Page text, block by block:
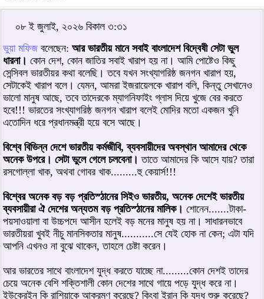
০৮ ই জুলাই, ২০২৬ বিকাল ৩:৩১
ভুয়া মফিজ বলেছেন: আর ভারতীয় মানে সবাই বাংলাদেশ বিদ্বেষী সেটা ভুল
ধারনা। কোন দেশ, কোন জাতির সবাই খারাপ হয় না। আমি পোষ্টেও কিছু
সেন্সিবল ভারতীয়র কথা বলেছি। তবে যখন সংখ্যাগরিষ্ঠ জনগন খারাপ হয়,
সেটাকেই খারাপ বলে। যেমন, আমরা ইজরায়েলকে খারাপ বলি, কিন্তু সেখানেও
ভালো মানুষ আছে, তবে তাদেরকে ম্যাগনিফাইং গ্লাস দিয়ে খুজে বের করতে
হবে!!! ভারতের সংখ্যাগরিষ্ঠ জনগন খারাপ বলেই মোদির মতো একজন খুনি
এতোদিন ধরে প্রধানমন্ত্রী হয়ে বসে আছে।
বিশ্বে বিভিন্ন দেশে ভারতীয় কর্মজীবি, ব্যবসায়ীদের অবস্থান আমাদের থেকে
অনেক উপরে। সেটা ভুলে গেলে চলবেনা। তাতে আমাদের কি আসে যায়? তারা
রসগোল্লা খাক, অথবা গোবর খাক.........হু কেয়ার্স!!!
বিশ্বের অনেক বড় বড় প্রতিস্ঠানের সিইও ভারতীয়, অনেক দেশেই ভারতীয়
ব্যবসায়ীরা ঐ দেশের অন্যতম বড় প্রতিস্ঠানের মালিক। শোনেন.......টাকা-
পয়সাওয়ালা বা উচ্চপদে আসীন হলেই বড় মনের মানুষ হয় না। সাধারনভাবে
ভারতীয়রা খুবই নীচু মানসিকতার মানুষ...........সে যেই হোক না কেন; এটা যদি
আপনি এখনও না বুঝে থাকেন, তাহলে চেষ্টা করেন।
আর ভারতের সাথে বাংলাদেশ যুদ্ধ করতে যাচ্ছে না.........কোন দেশই তাদের
চেয়ে অনেক বেশি শক্তিশালী কোন দেশের সাথে গায়ে পড়ে যুদ্ধ করে না।
ইউক্রেইন কি রাশিয়াকে আক্রমণ করেছে? কিংবা ইরান কি যুদ্ধ শুরু করেছে?